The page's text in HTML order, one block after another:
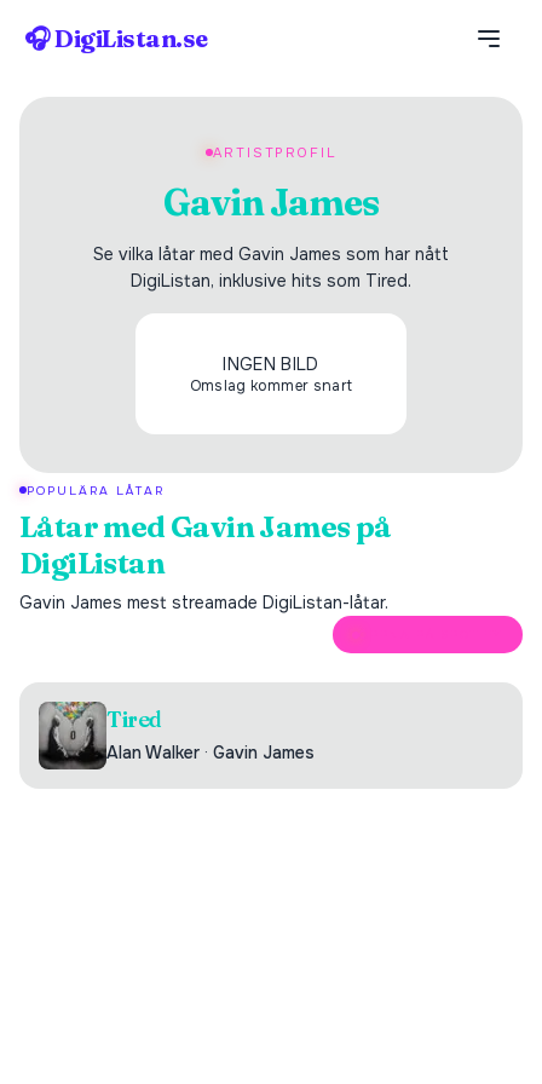
🎧 DigiListan.se
ARTISTPROFIL
Gavin James
Se vilka låtar med Gavin James som har nått
DigiListan, inklusive hits som Tired.
INGEN BILD
Omslag kommer snart
POPULÄRA LÅTAR
Låtar medGavin Jamespå
DigiListan
Gavin James mest streamade DigiListan-låtar.
Tired
Alan Walker · Gavin James